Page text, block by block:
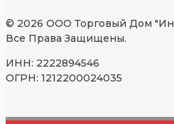
© 2026 ООО Торговый Дом
Все Права Защищены.
ИНН: 2222894546
ОГРН: 1212200024035